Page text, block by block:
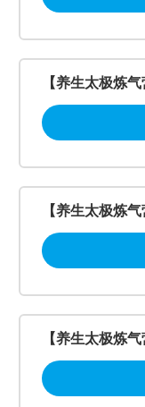
【养生太极炼
【养生太极炼
【养生太极炼